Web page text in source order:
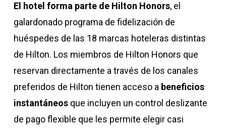
El hotel forma parte de Hilton Honors, el
galardonado programa de fidelización de
huéspedes de las 18 marcas hoteleras distintas
de Hilton. Los miembros de Hilton Honors que
reservan directamente a través de los canales
preferidos de Hilton tienen acceso a beneficios
instantáneosque incluyen un control deslizante
de pago flexible que les permite elegir casi